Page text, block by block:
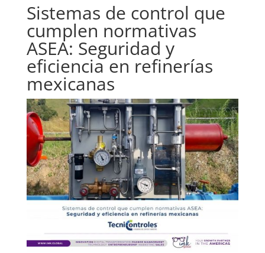
Sistemas de control que
cumplen normativas
ASEA: Seguridad y
eficiencia en refinerías
mexicanas